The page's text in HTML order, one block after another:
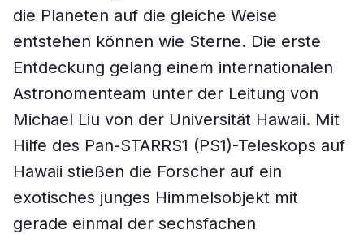
die Planeten auf die gleiche Weise
entstehen können wie Sterne. Die erste
Entdeckung gelang einem internationalen
Astronomenteam unter der Leitung von
Michael Liu von der Universität Hawaii. Mit
Hilfe des Pan-STARRS1 (PS1)-Teleskops auf
Hawaii stießen die Forscher auf ein
exotisches junges Himmelsobjekt mit
gerade einmal der sechsfachen